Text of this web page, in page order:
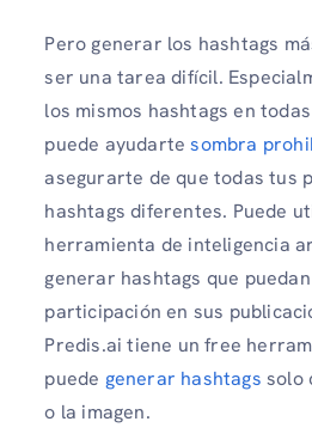
Pero generar los hashtags
ser una tarea difícil.
los mismos hashtags en
puede ayudartesombra
asegurarte de que todas tus
hashtags diferentes. Puede
herramienta de inteligencia
generar hashtags que
participación en sus
Predis.ai tiene un free
puede generar hashtags solo
o la imagen.